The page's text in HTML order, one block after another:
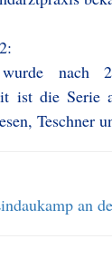
nach
ist die Serie
Teschner
an